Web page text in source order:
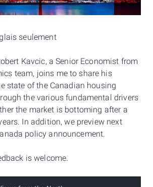
seulement
Kavcic, a Senior Economist from
team, joins me to share his
state of the Canadian housing
the various fundamental drivers
the market is bottoming after a
In addition, we preview next
policy announcement.
is welcome.